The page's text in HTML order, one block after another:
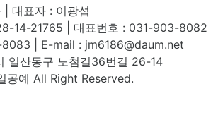
| 대표자 : 이광섭
14-21765 | 대표번호 : 031-903-8082
| E-mail : jm6186@daum.net
일산동구 노첨길36번길 26-14
공예 All Right Reserved.